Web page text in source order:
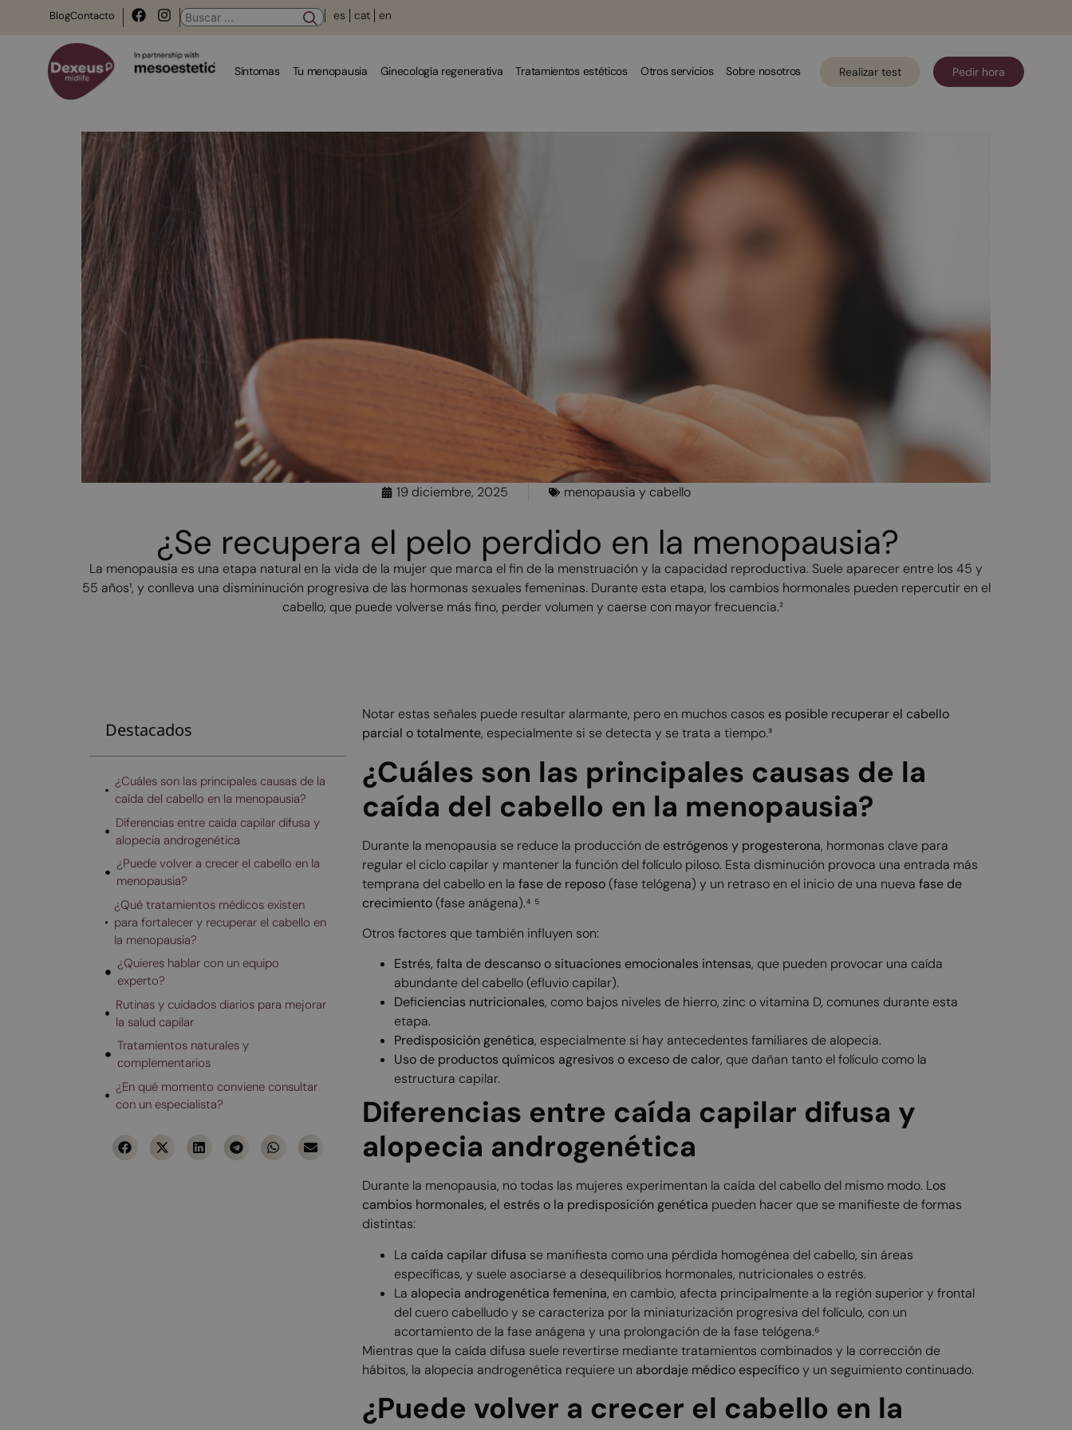
BlogContacto es cat en
Síntomas Tu menopausia Ginecología regenerativa Tratamientos estéticos Otros servicios Sobre nosotros Realizar test Pedir hora
19 diciembre, 2025 menopausia y cabello
¿Se recupera el pelo perdido en la menopausia?
La menopausia es una etapa natural en la vida de la mujer que marca el fin de la menstruación y la capacidad reproductiva. Suele aparecer entre los 45 y
55 años¹, y conlleva una dismininución progresiva de las hormonas sexuales femeninas. Durante esta etapa, los cambios hormonales pueden repercutir en el
cabello, que puede volverse más fino, perder volumen y caerse con mayor frecuencia.²
Destacados
¿Cuáles son las principales causas de la
caída del cabello en la menopausia?
Diferencias entre caída capilar difusa y
alopecia androgenética
¿Puede volver a crecer el cabello en la
menopausia?
¿Qué tratamientos médicos existen
para fortalecer y recuperar el cabello en
la menopausia?
¿Quieres hablar con un equipo
experto?
Rutinas y cuidados diarios para mejorar
la salud capilar
Tratamientos naturales y
complementarios
¿En qué momento conviene consultar
con un especialista?
Notar estas señales puede resultar alarmante, pero en muchos casos es posible recuperar el cabello
parcial o totalmente, especialmente si se detecta y se trata a tiempo.³
¿Cuáles son las principales causas de la
caída del cabello en la menopausia?
Durante la menopausia se reduce la producción de estrógenos y progesterona, hormonas clave para
regular el ciclo capilar y mantener la función del folículo piloso. Esta disminución provoca una entrada más
temprana del cabello en la fase de reposo(fase telógena) y un retraso en el inicio de una nueva fase de
crecimiento(fase anágena).⁴ ⁵
Otros factores que también influyen son:
Estrés, falta de descanso o situaciones emocionales intensas, que pueden provocar una caída
abundante del cabello (efluvio capilar).
Deficiencias nutricionales, como bajos niveles de hierro, zinc o vitamina D, comunes durante esta
etapa.
Predisposición genética, especialmente si hay antecedentes familiares de alopecia.
Uso de productos químicos agresivos o exceso de calor, que dañan tanto el folículo como la
estructura capilar.
Diferencias entre caída capilar difusa y
alopecia androgenética
Durante la menopausia, no todas las mujeres experimentan la caída del cabello del mismo modo. Los
cambios hormonales, el estrés o la predisposición genética pueden hacer que se manifieste de formas
distintas:
La caída capilar difusa se manifiesta como una pérdida homogénea del cabello, sin áreas
específicas, y suele asociarse a desequilibrios hormonales, nutricionales o estrés.
La alopecia androgenética femenina, en cambio, afecta principalmente a la región superior y frontal
del cuero cabelludo y se caracteriza por la miniaturización progresiva del folículo, con un
acortamiento de la fase anágena y una prolongación de la fase telógena.⁶
Mientras que la caída difusa suele revertirse mediante tratamientos combinados y la corrección de
hábitos, la alopecia androgenética requiere un abordaje médico específicoy un seguimiento continuado.
¿Puede volver a crecer el cabello en la